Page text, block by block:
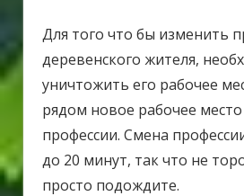
Для того что бы изменить
деревенского жителя,
уничтожить его рабочее
рядом новое рабочее
профессии. Смена
до 20 минут, так что не
просто подождите.